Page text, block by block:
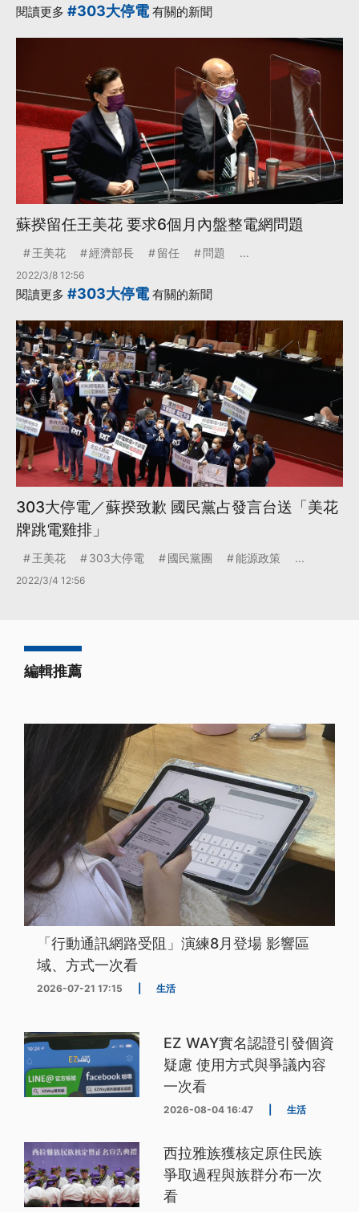
閱讀更多 #303大停電有關的新聞
蘇揆留任王美花 要求6個月內盤整電網問題
王美花 經濟部長 留任 問題 ...
2022/3/8 12:56
閱讀更多 #303大停電有關的新聞
303大停電／蘇揆致歉 國民黨占發言台送「美花
牌跳電雞排」
王美花 303大停電 國民黨團 能源政策 ...
2022/3/4 12:56
編輯推薦
「行動通訊網路受阻」演練8月登場 影響區
域、方式一次看
2026-07-21 17:15 生活
EZ WAY實名認證引發個資
疑慮 使用方式與爭議內容
一次看
2026-08-04 16:47 生活
西拉雅族獲核定原住民族
爭取過程與族群分布一次
看